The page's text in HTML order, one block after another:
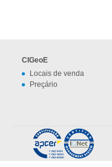
CIGeoE
Locais de venda
Preçário